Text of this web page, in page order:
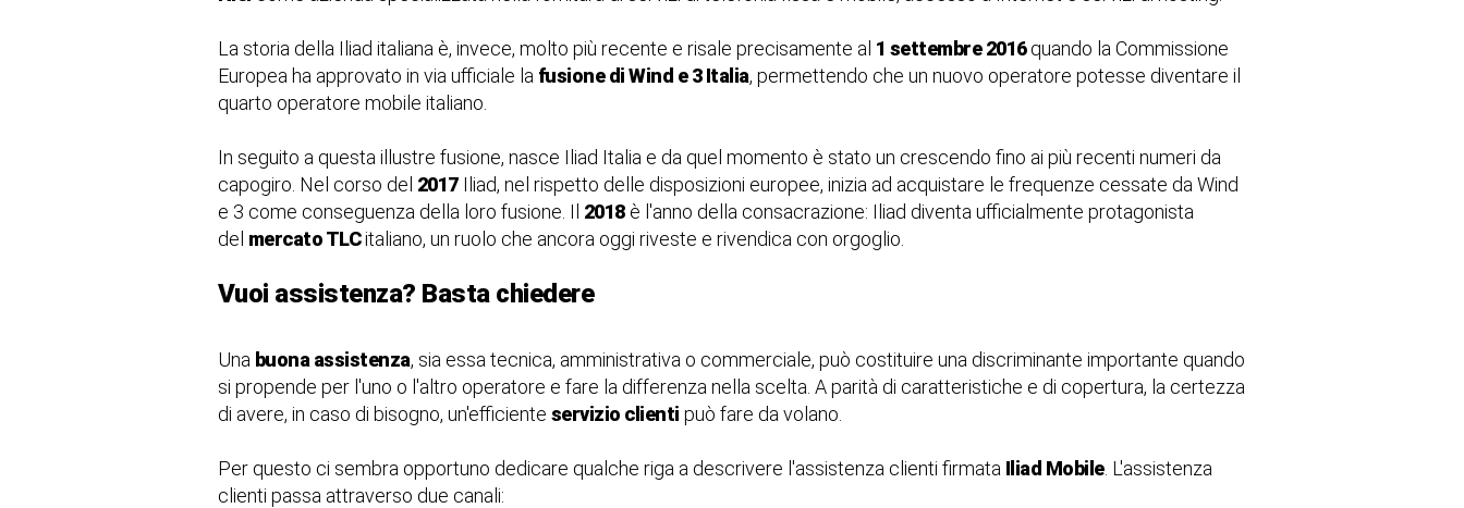
La storia della Iliad italiana è, invece, molto più recente e risale precisamente al 1 settembre 2016quando la Commissione
Europea ha approvato in via ufficiale la fusione di Wind e 3 Italia, permettendo che un nuovo operatore potesse diventare il
quarto operatore mobile italiano.
In seguito a questa illustre fusione, nasce Iliad Italia e da quel momento è stato un crescendo fino ai più recenti numeri da
capogiro. Nel corso del 2017Iliad, nel rispetto delle disposizioni europee, inizia ad acquistare le frequenze cessate da Wind
e 3 come conseguenza della loro fusione. Il 2018è l'anno della consacrazione: Iliad diventa ufficialmente protagonista
del mercato TLCitaliano, un ruolo che ancora oggi riveste e rivendica con orgoglio.
Vuoi assistenza? Basta chiedere
Una buona assistenza, sia essa tecnica, amministrativa o commerciale, può costituire una discriminante importante quando
si propende per l'uno o l'altro operatore e fare la differenza nella scelta. A parità di caratteristiche e di copertura, la certezza
di avere, in caso di bisogno, un'efficiente servizio clienti può fare da volano.
Per questo ci sembra opportuno dedicare qualche riga a descrivere l'assistenza clienti firmata Iliad Mobile. L'assistenza
clienti passa attraverso due canali: